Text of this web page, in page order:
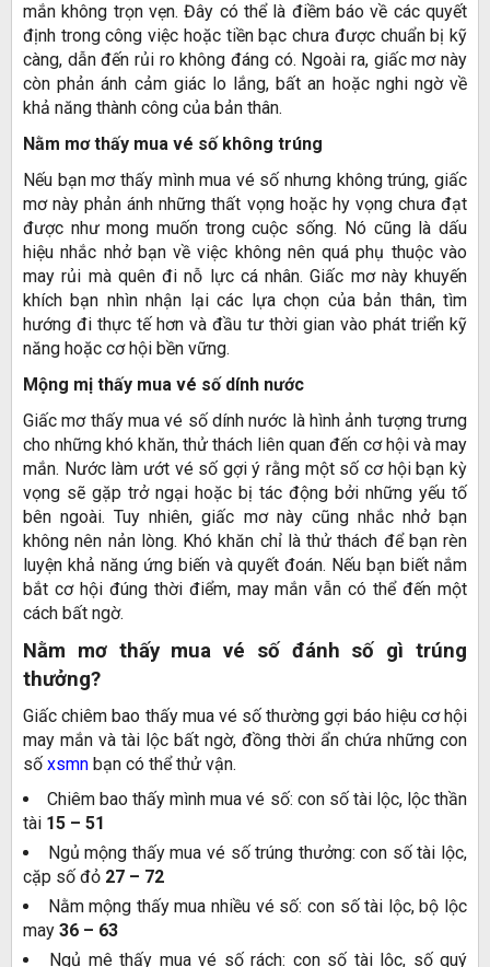
mắn không trọn vẹn. Đây có thể là điềm báo về các quyết
định trong công việc hoặc tiền bạc chưa được chuẩn bị kỹ
càng, dẫn đến rủi ro không đáng có. Ngoài ra, giấc mơ này
còn phản ánh cảm giác lo lắng, bất an hoặc nghi ngờ về
khả năng thành công của bản thân.
Nằm mơ thấy mua vé số không trúng
Nếu bạn mơ thấy mình mua vé số nhưng không trúng, giấc
mơ này phản ánh những thất vọng hoặc hy vọng chưa đạt
được như mong muốn trong cuộc sống. Nó cũng là dấu
hiệu nhắc nhở bạn về việc không nên quá phụ thuộc vào
may rủi mà quên đi nỗ lực cá nhân. Giấc mơ này khuyến
khích bạn nhìn nhận lại các lựa chọn của bản thân, tìm
hướng đi thực tế hơn và đầu tư thời gian vào phát triển kỹ
năng hoặc cơ hội bền vững.
Mộng mị thấy mua vé số dính nước
Giấc mơ thấy mua vé số dính nước là hình ảnh tượng trưng
cho những khó khăn, thử thách liên quan đến cơ hội và may
mắn. Nước làm ướt vé số gợi ý rằng một số cơ hội bạn kỳ
vọng sẽ gặp trở ngại hoặc bị tác động bởi những yếu tố
bên ngoài. Tuy nhiên, giấc mơ này cũng nhắc nhở bạn
không nên nản lòng. Khó khăn chỉ là thử thách để bạn rèn
luyện khả năng ứng biến và quyết đoán. Nếu bạn biết nắm
bắt cơ hội đúng thời điểm, may mắn vẫn có thể đến một
cách bất ngờ.
Nằm mơ thấy mua vé số đánh số gì trúng
thưởng?
Giấc chiêm bao thấy mua vé số thường gợi báo hiệu cơ hội
may mắn và tài lộc bất ngờ, đồng thời ẩn chứa những con
số xsmn bạn có thể thử vận.
Chiêm bao thấy mình mua vé số: con số tài lộc, lộc thần
tài 15 – 51
Ngủ mộng thấy mua vé số trúng thưởng: con số tài lộc,
cặp số đỏ 27 – 72
Nằm mộng thấy mua nhiều vé số: con số tài lộc, bộ lộc
may 36 – 63
Ngủ mê thấy mua vé số rách: con số tài lộc, số quý